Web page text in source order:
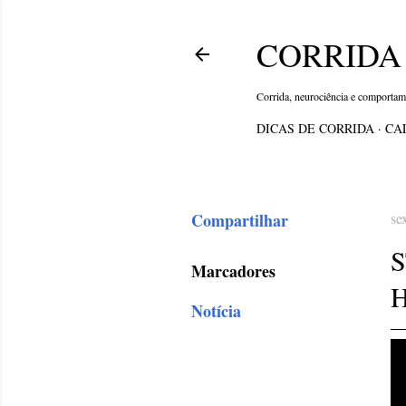
Corrida, neurociência e
DICAS DE CORRIDA
Compartilhar
Marcadores
Notícia